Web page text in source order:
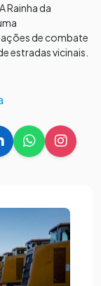
Rainha da
ações de combate
estradas vicinais.